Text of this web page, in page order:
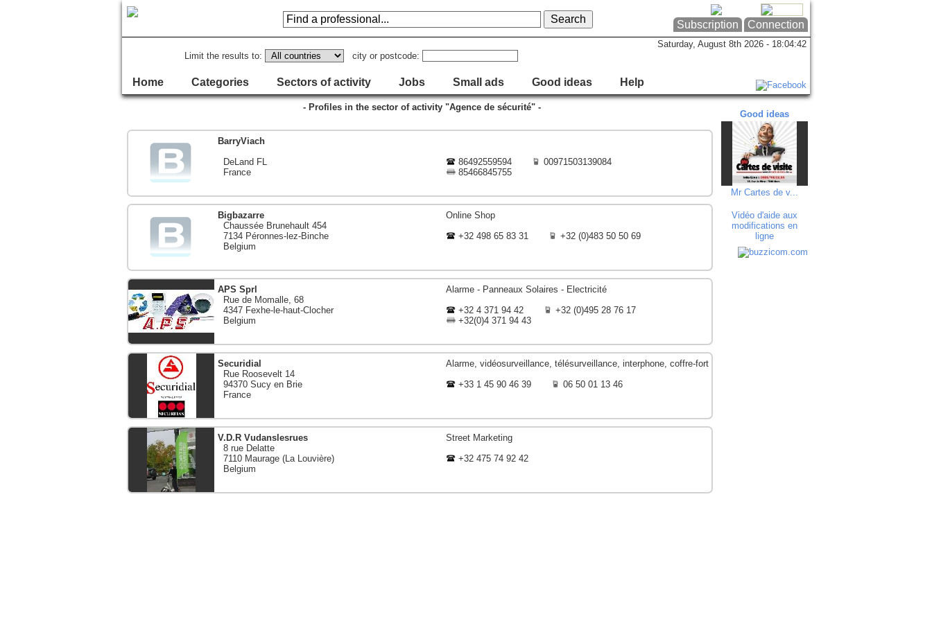
Subscription Connection
Saturday, August 8th 2026 - 18:04:42
Limit the results to:
city or postcode:
Home Categories Sectors of activity Jobs Small ads Good ideas Help
Good ideas
Mr Cartes de v...
Vidéo d'aide aux
modifications en
ligne
- Profiles in the sector of activity "Agence de sécurité" -
BarryViach
DeLand FL
France
86492559594
00971503139084
85466845755
Bigbazarre
Chaussée Brunehault 454
7134 Péronnes-lez-Binche
Belgium
Online Shop
+32 498 65 83 31
+32 (0)483 50 50 69
APS Sprl
Rue de Momalle, 68
4347 Fexhe-le-haut-Clocher
Belgium
Alarme - Panneaux Solaires - Electricité
+32 4 371 94 42
+32 (0)495 28 76 17
+32(0)4 371 94 43
Securidial
Rue Roosevelt 14
94370 Sucy en Brie
France
Alarme, vidéosurveillance, télésurveillance, interphone, coffre-fort
+33 1 45 90 46 39
06 50 01 13 46
V.D.R Vudanslesrues
8 rue Delatte
7110 Maurage (La Louvière)
Belgium
Street Marketing
+32 475 74 92 42